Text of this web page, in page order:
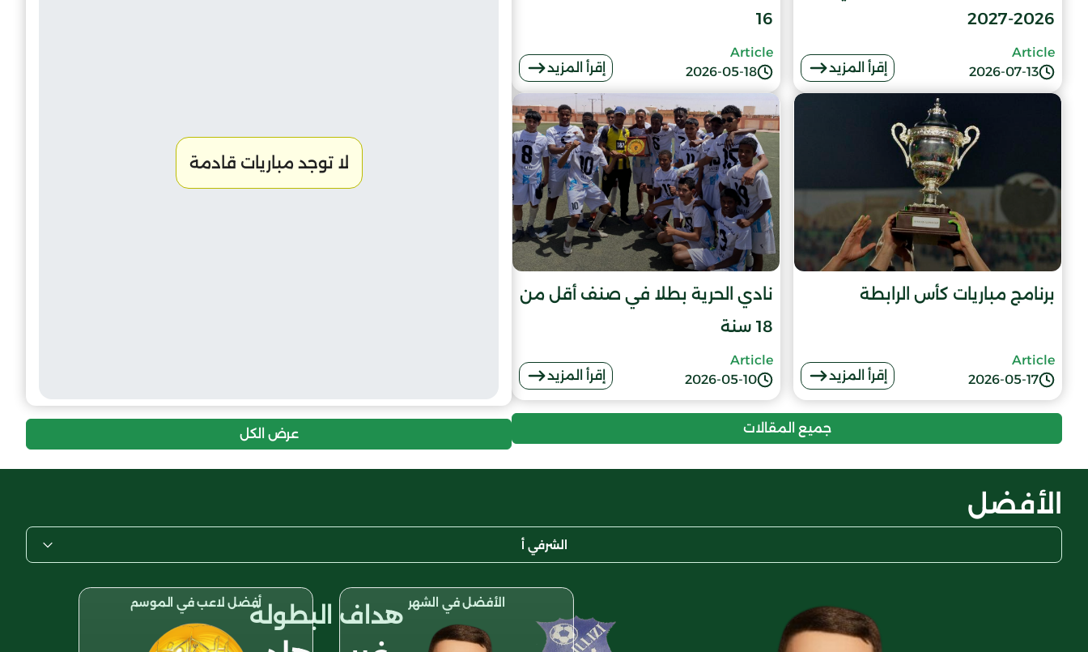
2026-2027
2026-07-13
Article
إقرأ المزيد
16
2026-05-18
Article
إقرأ المزيد
برنامج مباريات كأس الرابطة
2026-05-17
Article
إقرأ المزيد
نادي الحرية بطلا في صنف أقل من
18 سنة
2026-05-10
Article
إقرأ المزيد
جميع المقالات
لا توجد مباريات قادمة
عرض الكل
الأفضل
الشرفي أ
هداف البطولة الأفضل في الشهر أفضل لاعب في الموسم